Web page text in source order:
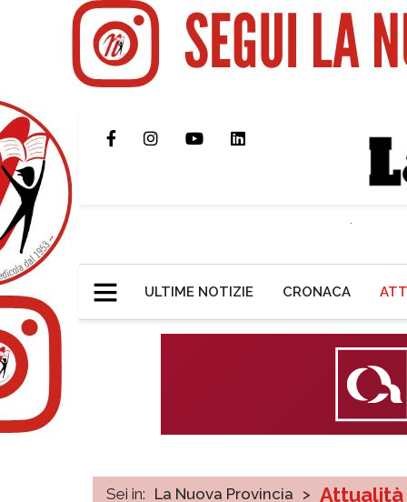
ULTIME NOTIZIE CRONACA
Sei in: La Nuova Provincia > Attualità